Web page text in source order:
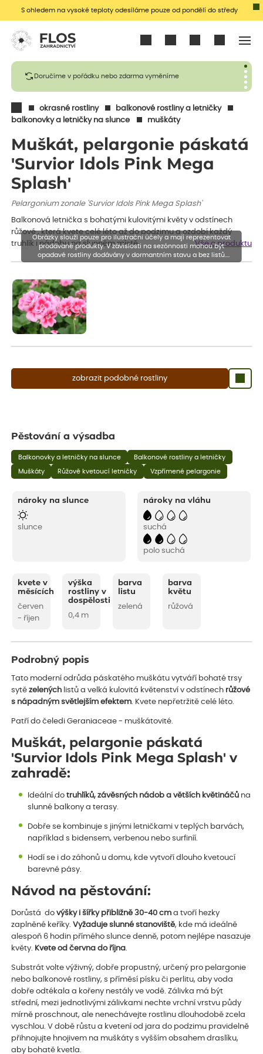
S ohledem na vysoké teploty odesíláme pouze od pondělí do středy
Doručíme v pořádku nebo zdarma vyměníme
okrasné rostliny
balkonové rostliny a letničky
balkonovky a letničky na slunce
muškáty
Muškát, pelargonie páskatá
'Survior Idols Pink Mega
Splash'
Pelargonium zonale 'Survior Idols Pink Mega Splash'
Balkonová letnička s bohatými kulovitými květy v odstínech
růžové , která kvete celé léto až do podzimu a ozdobí každý
truhlík i nádobu na slunném místě.
Vše o produktu
zobrazit podobné rostliny
Obrázky slouží pouze pro ilustrační účely a mají reprezentovat
prodávané produkty. V závislosti na sezónnosti mohou být
opadavé rostliny dodávány v dormantním stavu a bez listů.
Rostliny mohou být také sestřiženy níže, než je uvedená výška,
Pěstování a výsadba
Balkonovky a letničky na slunce Balkonové rostliny a letničky
Muškáty Růžově kvetoucí letničky Vzpřímené pelargonie
nároky na slunce
slunce
nároky na vláhu
suchá
polo suchá
kvete v
měsících
červen
- říjen
výška
rostliny v
dospělosti
0,4 m
barva
listu
zelená
barva
květu
růžová
Podrobný popis
Tato moderní odrůda páskatého muškátu vytváří bohaté trsy
sytězelených listů a velká kulovitá květenství v odstínech růžové
s nápadným světlejším efektem. Kvete nepřetržitě celé léto.
Patří do čeledi Geraniaceae - muškátovité.
Muškát, pelargonie páskatá
'Survior Idols Pink Mega Splash' v
zahradě:
Ideální dotruhlíků, závěsných nádob a větších květináčů na
slunné balkony a terasy.
Dobře se kombinuje s jinými letničkami v teplých barvách,
například s bidensem, verbenou nebo surfiníí.
Hodí se i do záhonů u domu, kde vytvoří dlouho kvetoucí
barevné pásy.
Návod na pěstování:
Dorůstá dovýšky i šířky přibližně 30-40 cm a tvoří hezky
zaplněné keříky.Vyžaduje slunné stanoviště, kde má ideálně
alespoň 6 hodin přímého slunce denně, potom nejlépe nasazuje
květy. Kvete od června do října.
Substrát volte výživný, dobře propustný, určený pro pelargonie
nebo balkonové rostliny, s příměsí písku či perlitu, aby voda
dobře odtékala a kořeny nestály ve vodě. Zálivka má být
střední, mezi jednotlivými zálivkami nechte vrchní vrstvu půdy
mírně proschnout, ale nenechávejte rostlinu dlouhodobě zcela
vyschlou. V době růstu a kvetení od jara do podzimu pravidelně
přihnojujte hnojivem na muškáty s vyšším obsahem draslíku,
aby bohatě kvetla.